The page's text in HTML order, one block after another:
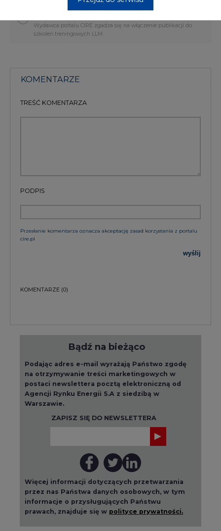
Wydawca portalu CIRE zgadza się na włączenie publikacji do
szkoleń treningowych LLM.
KOMENTARZE
TREŚĆ KOMENTARZA
PODPIS
Przesłanie komentarza oznacza akceptację zasad korzystania z portalu
cire.pl
wyślij
KOMENTARZE (0)
Bądź na bieżąco
Podając adres e-mail wyrażają Państwo zgodę
na otrzymywanie treści marketingowych w
postaci newslettera pocztą elektroniczną od
Agencji Rynku Energii S.A z siedzibą w
Warszawie.
ZAPISZ SIĘ DO NEWSLETTERA
Więcej informacji dotyczących przetwarzania
przez nas Państwa danych osobowych, w tym
informacje o przysługujących Państwu
prawach, znajduje się w polityce prywatności.